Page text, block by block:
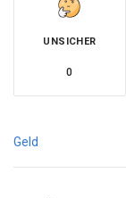
UNSICHER
0
Geld